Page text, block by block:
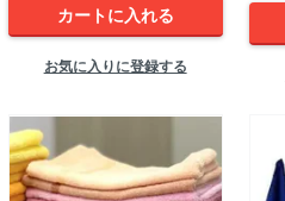
カートに入れる
お気に入りに登録する